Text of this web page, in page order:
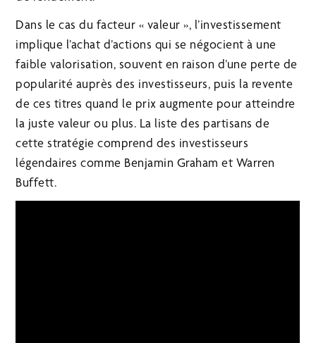
Dans le cas du facteur « valeur », l’investissement
implique l’achat d’actions qui se négocient à une
faible valorisation, souvent en raison d’une perte de
popularité auprès des investisseurs, puis la revente
de ces titres quand le prix augmente pour atteindre
la juste valeur ou plus. La liste des partisans de
cette stratégie comprend des investisseurs
légendaires comme Benjamin Graham et Warren
Buffett.